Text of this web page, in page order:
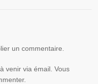
un commentaire.
venir via émail. Vous